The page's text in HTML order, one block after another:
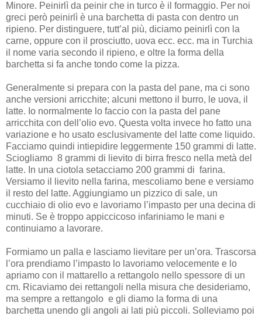
Minore. Peinirlì da peinir che in turco è il formaggio. Per noi
greci però peinirlì è una barchetta di pasta con dentro un
ripieno. Per distinguere, tutt’al più, diciamo peinirlì con la
carne, oppure con il prosciutto, uova ecc. ecc. ma in Turchia
il nome varia secondo il ripieno, e oltre la forma della
barchetta si fa anche tondo come la pizza.
Generalmente si prepara con la pasta del pane, ma ci sono
anche versioni arricchite; alcuni mettono il burro, le uova, il
latte. Io normalmente lo faccio con la pasta del pane
arricchita con dell’olio evo. Questa volta invece ho fatto una
variazione e ho usato esclusivamente del latte come liquido.
Facciamo quindi intiepidire leggermente 150 grammi di latte.
Sciogliamo 8 grammi di lievito di birra fresco nella metà del
latte. In una ciotola setacciamo 200 grammi di farina.
Versiamo il lievito nella farina, mescoliamo bene e versiamo
il resto del latte. Aggiungiamo un pizzico di sale, un
cucchiaio di olio evo e lavoriamo l’impasto per una decina di
minuti. Se è troppo appiccicoso infariniamo le mani e
continuiamo a lavorare.
Formiamo un palla e lasciamo lievitare per un’ora. Trascorsa
l’ora prendiamo l’impasto lo lavoriamo velocemente e lo
apriamo con il mattarello a rettangolo nello spessore di un
cm. Ricaviamo dei rettangoli nella misura che desideriamo,
ma sempre a rettangolo e gli diamo la forma di una
barchetta unendo gli angoli ai lati più piccoli. Solleviamo poi